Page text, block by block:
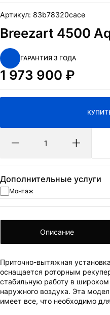
Артикул: 83b78320cace
Breezart 4500
ГАРАНТИЯ 3 ГОДА
1 973 900 ₽
Дополнительные услуги
Монтаж
Описание
Приточно-вытяжная
оснащается роторным
стабильную работу в
наружного воздуха. Эта
имеет все, что необходимо
Нажимая на кнопку
персональных данныхи